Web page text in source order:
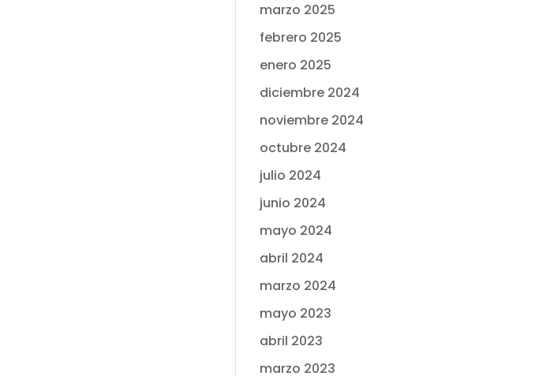
marzo 2025
febrero 2025
enero 2025
diciembre 2024
noviembre 2024
octubre 2024
julio 2024
junio 2024
mayo 2024
abril 2024
marzo 2024
mayo 2023
abril 2023
marzo 2023